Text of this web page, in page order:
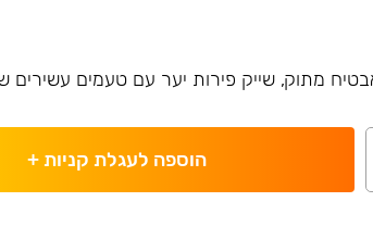
מתוק, שייק פירות יער עם טעמים עשירים
הוספה לעגלת קניות+